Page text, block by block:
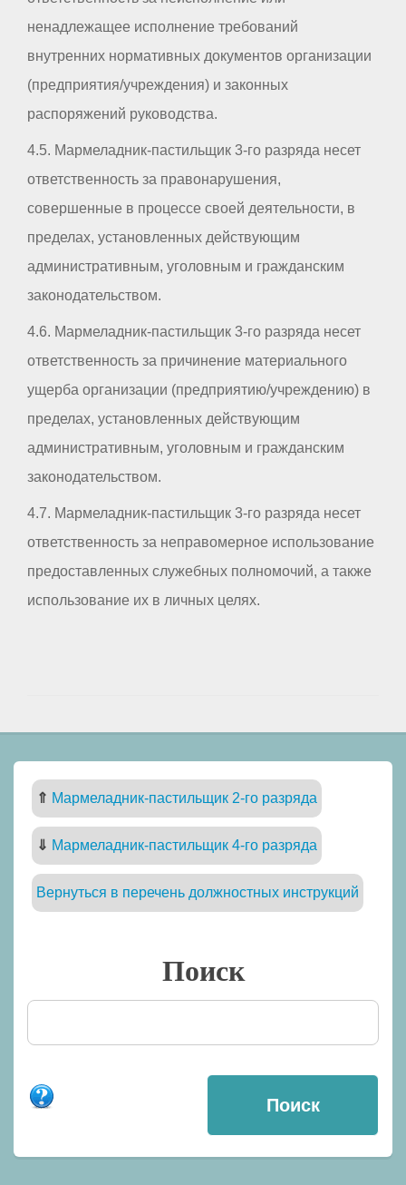
ненадлежащее исполнение требований
внутренних нормативных документов организации
(предприятия/учреждения) и законных
распоряжений руководства.
4.5. Мармеладник-пастильщик 3-го разряда несет
ответственность за правонарушения,
совершенные в процессе своей деятельности, в
пределах, установленных действующим
административным, уголовным и гражданским
законодательством.
4.6. Мармеладник-пастильщик 3-го разряда несет
ответственность за причинение материального
ущерба организации (предприятию/учреждению) в
пределах, установленных действующим
административным, уголовным и гражданским
законодательством.
4.7. Мармеладник-пастильщик 3-го разряда несет
ответственность за неправомерное использование
предоставленных служебных полномочий, а также
использование их в личных целях.
⇑ Мармеладник-пастильщик 2-го разряда
⇓ Мармеладник-пастильщик 4-го разряда
Вернуться в перечень должностных инструкций
Поиск